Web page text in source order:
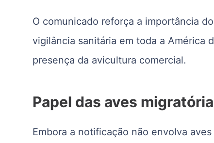
O comunicado reforça a importância
vigilância sanitária em toda a América
presença da avicultura comercial.
Papel das aves
Embora a notificação não envolva